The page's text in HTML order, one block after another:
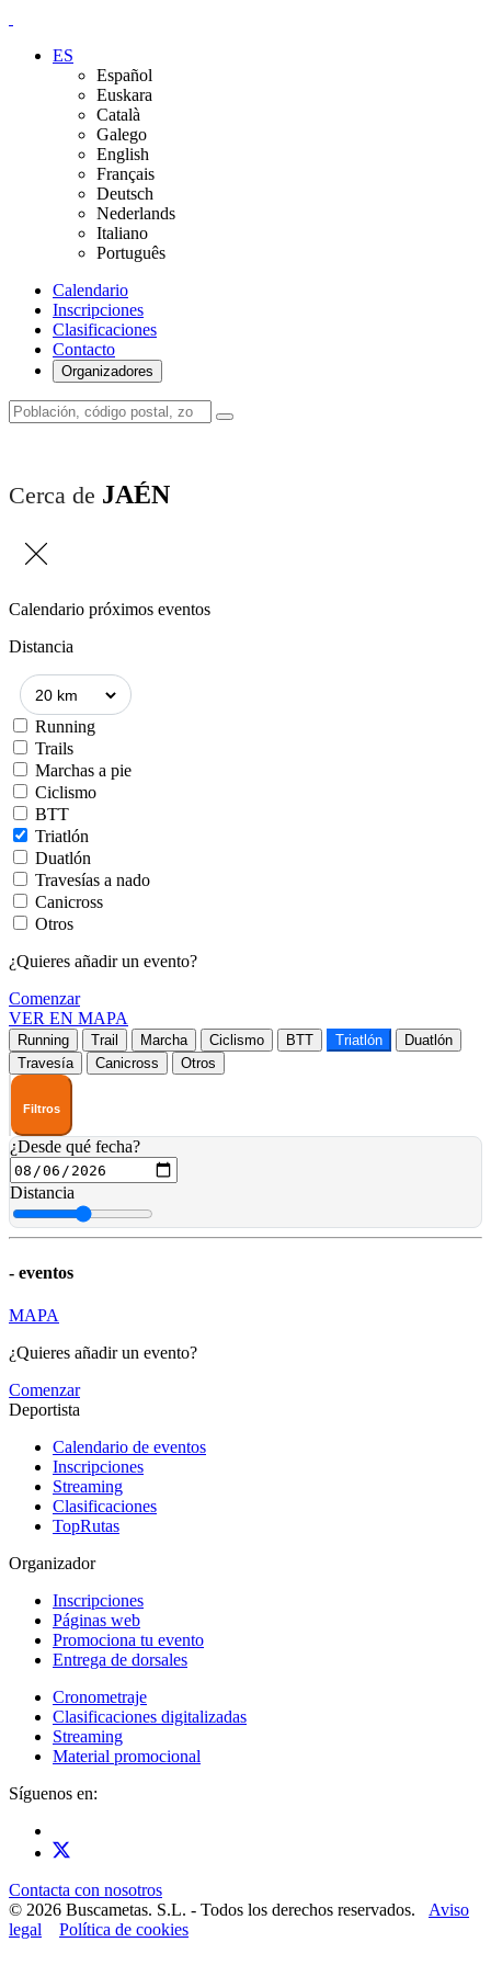
ES
Español
Euskara
Català
Galego
English
Français
Deutsch
Nederlands
Italiano
Português
Calendario
Inscripciones
Clasificaciones
Contacto
Organizadores
Cerca de JAÉN
Calendario próximos eventos
Distancia
Running
Trails
Marchas a pie
Ciclismo
BTT
Triatlón
Duatlón
Travesías a nado
Canicross
Otros
¿Quieres añadir un evento?
Comenzar
VER EN MAPA
Running Trail Marcha Ciclismo BTT Triatlón
Duatlón
Travesía
Canicross Otros
Filtros
¿Desde qué fecha?
Distancia
- eventos
MAPA
¿Quieres añadir un evento?
Comenzar
Deportista
Calendario de eventos
Inscripciones
Streaming
Clasificaciones
TopRutas
Organizador
Inscripciones
Páginas web
Promociona tu evento
Entrega de dorsales
Cronometraje
Clasificaciones digitalizadas
Streaming
Material promocional
Síguenos en:
Contacta con nosotros
© 2026 Buscametas. S.L. - Todos los derechos reservados. Aviso
legal
Política de cookies